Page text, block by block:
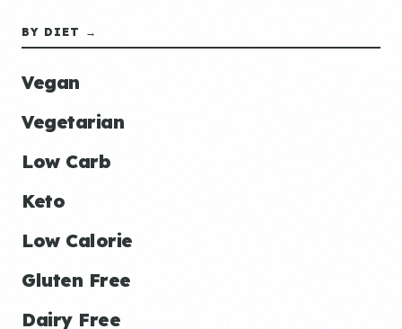
BY DIET →
Vegan
Vegetarian
Low Carb
Keto
Low Calorie
Gluten Free
Dairy Free